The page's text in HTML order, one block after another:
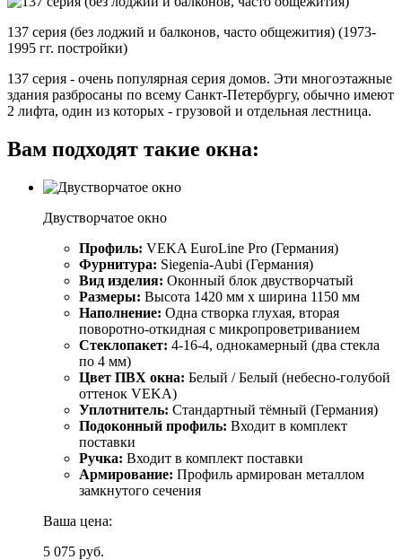
137 серия (без лоджий и балконов, часто общежития) (1973-
1995 гг. постройки)
137 серия - очень популярная серия домов. Эти многоэтажные
здания разбросаны по всему Санкт-Петербургу, обычно имеют
2 лифта, один из которых - грузовой и отдельная лестница.
Вам подходят такие окна:
Двустворчатое окно
Профиль: VEKA EuroLine Pro (Германия)
Фурнитура: Siegenia-Aubi (Германия)
Вид изделия: Оконный блок двустворчатый
Размеры: Высота 1420 мм х ширина 1150 мм
Наполнение: Одна створка глухая, вторая
поворотно-откидная с микропроветриванием
Стеклопакет: 4-16-4, однокамерный (два стекла
по 4 мм)
Цвет ПВХ окна: Белый / Белый (небесно-голубой
оттенок VEKA)
Уплотнитель: Стандартный тёмный (Германия)
Подоконный профиль: Входит в комплект
поставки
Ручка: Входит в комплект поставки
Армирование: Профиль армирован металлом
замкнутого сечения
Ваша цена:
5 075 руб.